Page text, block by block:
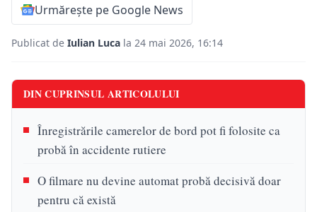
Urmărește pe Google News
Publicat de Iulian Luca la 24 mai 2026, 16:14
DIN CUPRINSUL ARTICOLULUI
Înregistrările camerelor de bord pot fi folosite ca
probă în accidente rutiere
O filmare nu devine automat probă decisivă doar
pentru că există